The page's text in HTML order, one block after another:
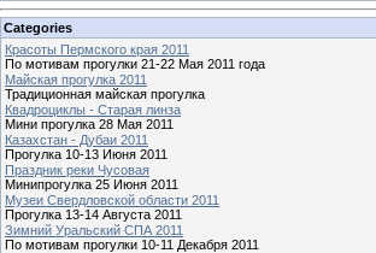
Categories
Красоты Пермского края 2011
По мотивам прогулки 21-22 Мая 2011 года
Майская прогулка 2011
Традиционная майская прогулка
Квадроциклы - Старая линза
Мини прогулка 28 Мая 2011
Казахстан - Дубаи 2011
Прогулка 10-13 Июня 2011
Праздник реки Чусовая
Минипрогулка 25 Июня 2011
Музеи Свердловской области 2011
Прогулка 13-14 Августа 2011
Зимний Уральский СПА 2011
По мотивам прогулки 10-11 Декабря 2011